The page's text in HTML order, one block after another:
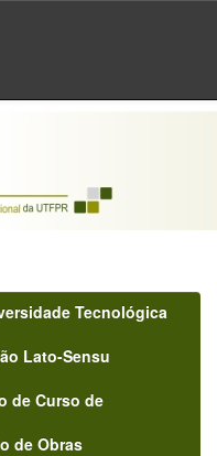
Tecnológica
Lato-Sensu
de Curso de
de Obras